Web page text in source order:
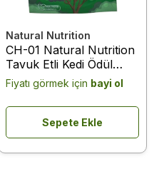
Natural Nutrition
CH-01 Natural Nutrition
Tavuk Etli Kedi Ödül
Maması 75 Gr
Fiyatı görmek için bayi ol
Sepete Ekle